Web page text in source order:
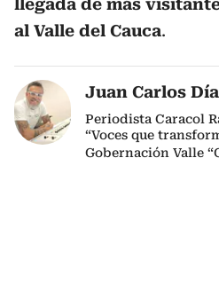
llegada de más
al Valle del Cauca.
Juan Carlos
Periodista Caracol
“Voces que
Gobernación Valle